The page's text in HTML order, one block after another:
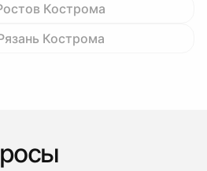
Кострома
Кострома